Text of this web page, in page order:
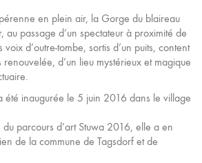
en plein air, la Gorge du blaireau
au passage d’un spectateur à proximité de
voix d’outre-tombe, sortis d’un puits, content
renouvelée, d’un lieu mystérieux et magique
été inaugurée le 5 juin 2016 dans le village
parcours d’art Stuwa 2016, elle a en
de la commune de Tagsdorf et de